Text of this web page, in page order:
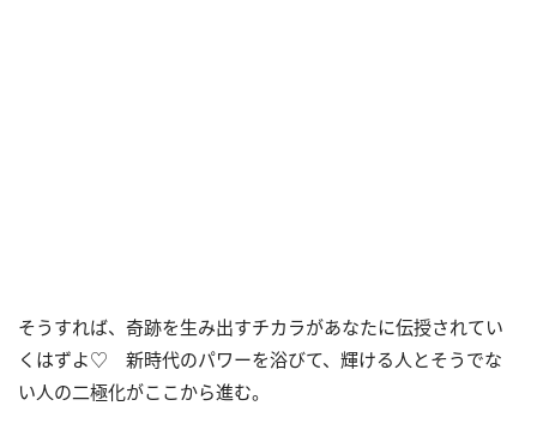
そうすれば、奇跡を生み出すチカラがあなたに伝授されてい
くはずよ♡ 新時代のパワーを浴びて、輝ける人とそうでな
い人の二極化がここから進む。